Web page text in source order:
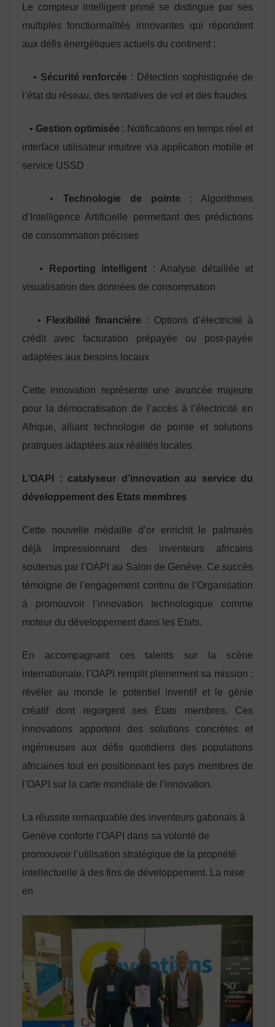
Le compteur intelligent primé se distingue par ses
multiples fonctionnalités innovantes qui répondent
aux défis énergétiques actuels du continent :
• Sécurité renforcée : Détection sophistiquée de
l’état du réseau, des tentatives de vol et des fraudes
• Gestion optimisée : Notifications en temps réel et
interface utilisateur intuitive via application mobile et
service USSD
• Technologie de pointe : Algorithmes
d’Intelligence Artificielle permettant des prédictions
de consommation précises
• Reporting intelligent : Analyse détaillée et
visualisation des données de consommation
• Flexibilité financière : Options d’électricité à
crédit avec facturation prépayée ou post-payée
adaptées aux besoins locaux
Cette innovation représente une avancée majeure
pour la démocratisation de l’accès à l’électricité en
Afrique, alliant technologie de pointe et solutions
pratiques adaptées aux réalités locales.
L’OAPI : catalyseur d’innovation au service du
développement des Etats membres
Cette nouvelle médaille d’or enrichit le palmarès
déjà impressionnant des inventeurs africains
soutenus par l’OAPI au Salon de Genève. Ce succès
témoigne de l’engagement continu de l’Organisation
à promouvoir l’innovation technologique comme
moteur du développement dans les Etats.
En accompagnant ces talents sur la scène
internationale, l’OAPI remplit pleinement sa mission :
révéler au monde le potentiel inventif et le génie
créatif dont regorgent ses États membres. Ces
innovations apportent des solutions concrètes et
ingénieuses aux défis quotidiens des populations
africaines tout en positionnant les pays membres de
l’OAPI sur la carte mondiale de l’innovation.
La réussite remarquable des inventeurs gabonais à
Genève conforte l’OAPI dans sa volonté de
promouvoir l’utilisation stratégique de la propriété
intellectuelle à des fins de développement. La mise
en